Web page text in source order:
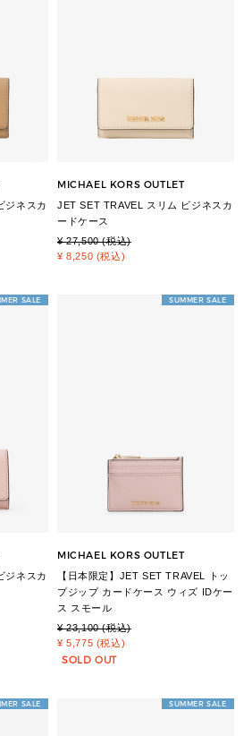
ジネスカ
MICHAEL KORS OUTLET
JET SET TRAVEL スリム ビジネスカ
ードケース
¥ 27,500 (税込)
¥ 8,250 (税込)
SALE
ジネスカ
SUMMER SALE
MICHAEL KORS OUTLET
【日本限定】JET SET TRAVEL トッ
プジップ カードケース ウィズ IDケー
ス スモール
¥ 23,100 (税込)
¥ 5,775 (税込)
SOLD OUT
SALE SUMMER SALE